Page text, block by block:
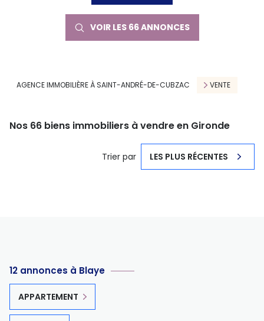
VOIR LES 66ANNONCES
AGENCE IMMOBILIÈRE À SAINT-ANDRÉ-DE-CUBZAC VENTE
Nos 66 biens immobiliers à vendre en Gironde
Trier par LES PLUS RÉCENTES
12 annonces à Blaye
APPARTEMENT